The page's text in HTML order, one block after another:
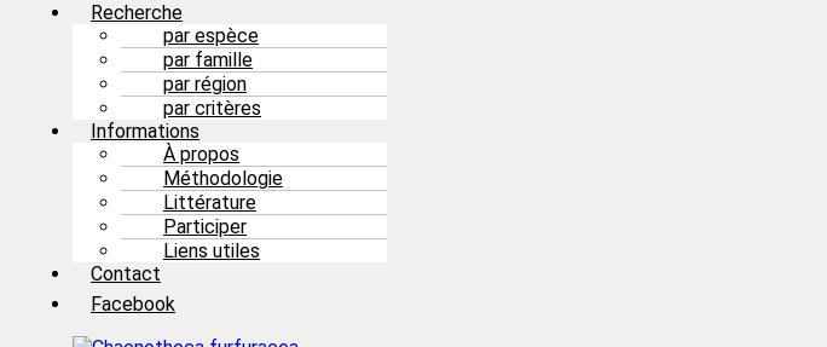
Recherche
par espèce
par famille
par région
par critères
Informations
À propos
Méthodologie
Littérature
Participer
Liens utiles
Contact
Facebook